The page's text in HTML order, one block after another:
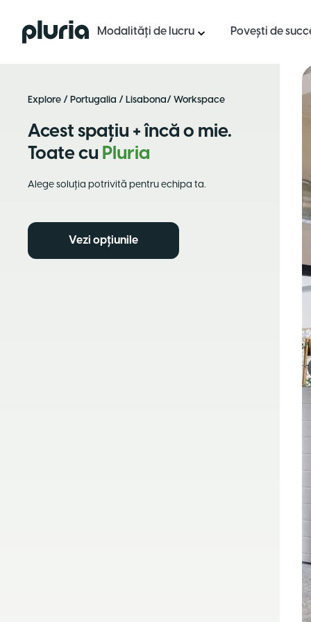
Logo Pluria Modalități de lucru Povești de
Explore / Portugalia / Lisabona/ Workspace
Acest spațiu + încă o mie.
Toate cu Pluria
Alege soluția potrivită pentru echipa ta.
Vezi opțiunile